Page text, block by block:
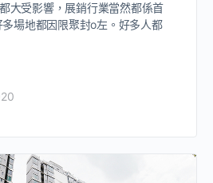
大受影響，展銷行業當然都係首
場地都因限聚封o左。好多人都